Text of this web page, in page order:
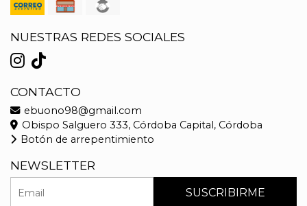
NUESTRAS REDES SOCIALES
CONTACTO
ebuono98@gmail.com
Obispo Salguero 333, Córdoba Capital, Córdoba
Botón de arrepentimiento
NEWSLETTER
SUSCRIBIRME